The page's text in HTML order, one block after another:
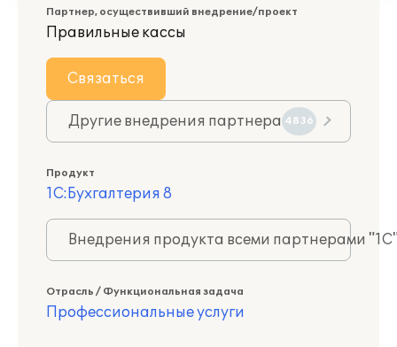
Партнер, осуществивший внедрение/проект
Правильные кассы
Связаться
Другие внедрения партнера 4836
Продукт
1С:Бухгалтерия 8
Внедрения продукта всеми партнерами
Отрасль / Функциональная задача
Профессиональные услуги